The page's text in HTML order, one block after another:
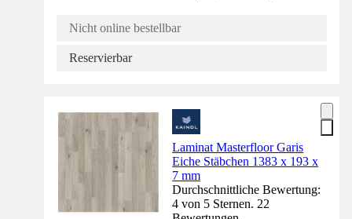
Nicht online bestellbar
Reservierbar
Laminat Masterfloor Garis
Eiche Stäbchen 1383 x 193 x
7 mm
Durchschnittliche Bewertung:
4 von 5 Sternen. 22